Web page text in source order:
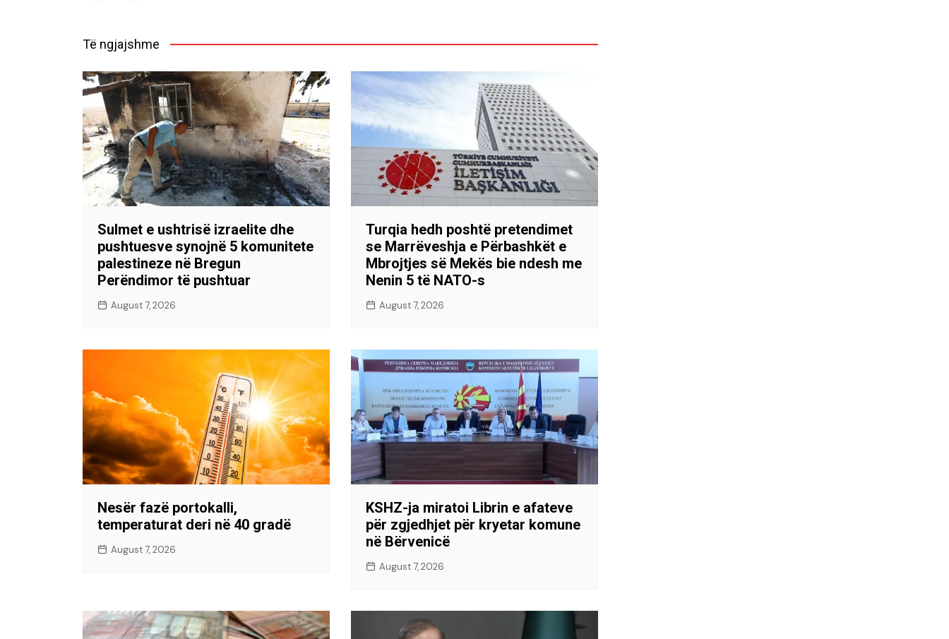
Të ngjajshme
Sulmet e ushtrisë izraelite dhe
pushtuesve synojnë 5 komunitete
palestineze në Bregun
Perëndimor të pushtuar
August 7, 2026
Turqia hedh poshtë pretendimet
se Marrëveshja e Përbashkët e
Mbrojtjes së Mekës bie ndesh me
Nenin 5 të NATO-s
August 7, 2026
Nesër fazë portokalli,
temperaturat deri në 40 gradë
August 7, 2026
KSHZ-ja miratoi Librin e afateve
për zgjedhjet për kryetar komune
në Bërvenicë
August 7, 2026